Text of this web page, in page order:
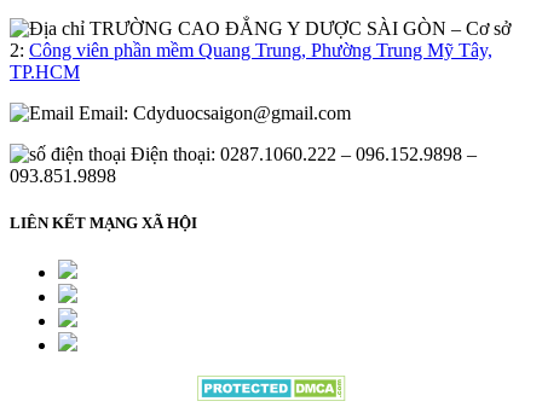
– Cơ sở
2: Công viên phần mềm Quang Trung, Phường Trung Mỹ Tây,
TP.HCM
Email: Cdyduocsaigon@gmail.com
Điện thoại: 0287.1060.222 – 096.152.9898 –
093.851.9898
LIÊN KẾT MẠNG XÃ HỘI